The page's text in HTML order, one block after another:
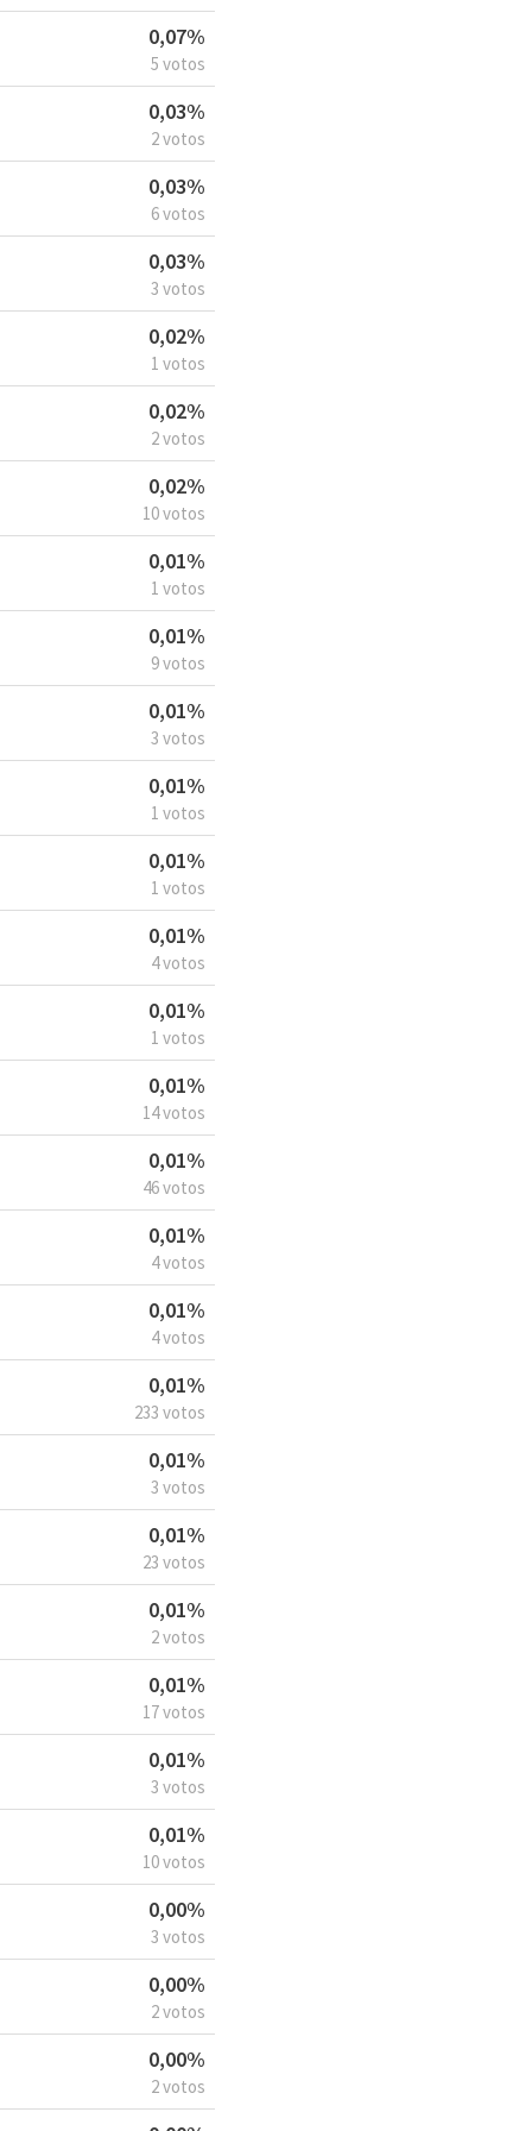
0,07%
5 votos
0,03%
2 votos
0,03%
6 votos
0,03%
3 votos
0,02%
1 votos
0,02%
2 votos
0,02%
10 votos
0,01%
1 votos
0,01%
9 votos
0,01%
3 votos
0,01%
1 votos
0,01%
1 votos
0,01%
4 votos
0,01%
1 votos
0,01%
14 votos
0,01%
46 votos
0,01%
4 votos
0,01%
4 votos
0,01%
233 votos
0,01%
3 votos
0,01%
23 votos
0,01%
2 votos
0,01%
17 votos
0,01%
3 votos
0,01%
10 votos
0,00%
3 votos
0,00%
2 votos
0,00%
2 votos